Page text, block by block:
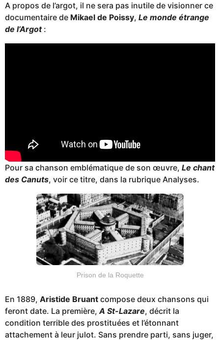
A propos de l’argot, il ne sera pas inutile de visionner ce
documentaire de Mikael de Poissy, Le monde étrange
de l’Argot:
Pour sa chanson emblématique de son œuvre, Le chant
des Canuts, voir ce titre, dans la rubrique Analyses.
Prison de la Roquette
En 1889, Aristide Bruant compose deux chansons qui
feront date. La première, A St-Lazare, décrit la
condition terrible des prostituées et l’étonnant
attachement à leur julot. Sans prendre parti, sans juger,